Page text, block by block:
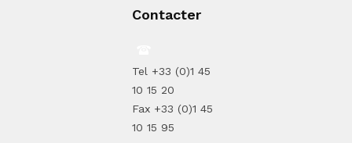
Contacter
Tel +33 (0)1 45
10 15 20
Fax +33 (0)1 45
10 15 95